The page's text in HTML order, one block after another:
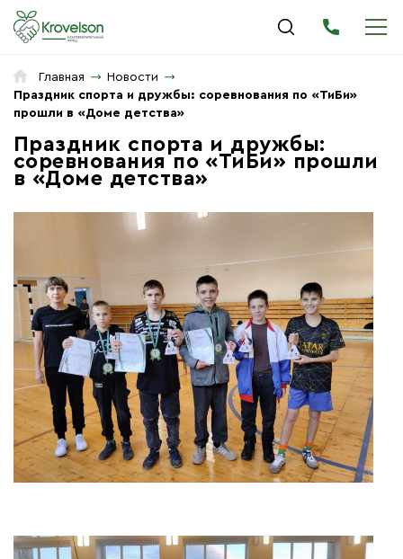
Главная
Новости
Праздник спорта и дружбы: соревнования по «ТиБи»
прошли в «Доме детства»
Праздник спорта и дружбы:
соревнования по «ТиБи» прошли
в «Доме детства»